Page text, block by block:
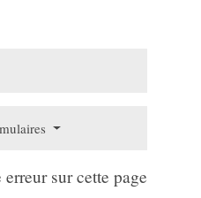
sur cette page